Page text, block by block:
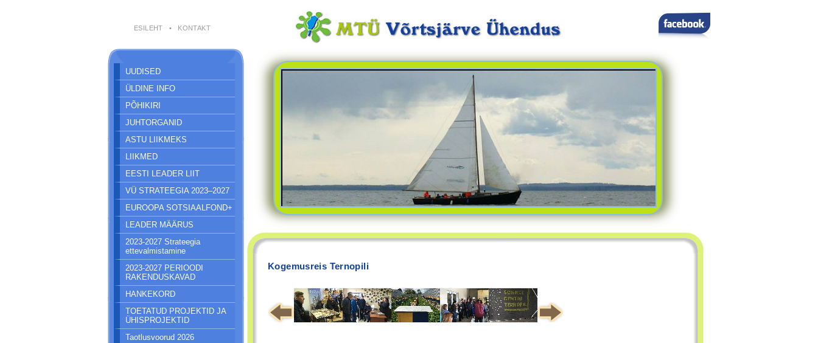
ESILEHT • KONTAKT
UUDISED
ÜLDINE INFO
PÕHIKIRI
JUHTORGANID
ASTU LIIKMEKS
LIIKMED
EESTI LEADER LIIT
VÜ STRATEEGIA 2023–2027
EUROOPA SOTSIAALFOND+
LEADER MÄÄRUS
2023-2027 Strateegia
ettevalmistamine
2023-2027 PERIOODI
RAKENDUSKAVAD
HANKEKORD
TOETATUD PROJEKTID JA
ÜHISPROJEKTID
Taotlusvoorud 2026
Kogemusreis Ternopili